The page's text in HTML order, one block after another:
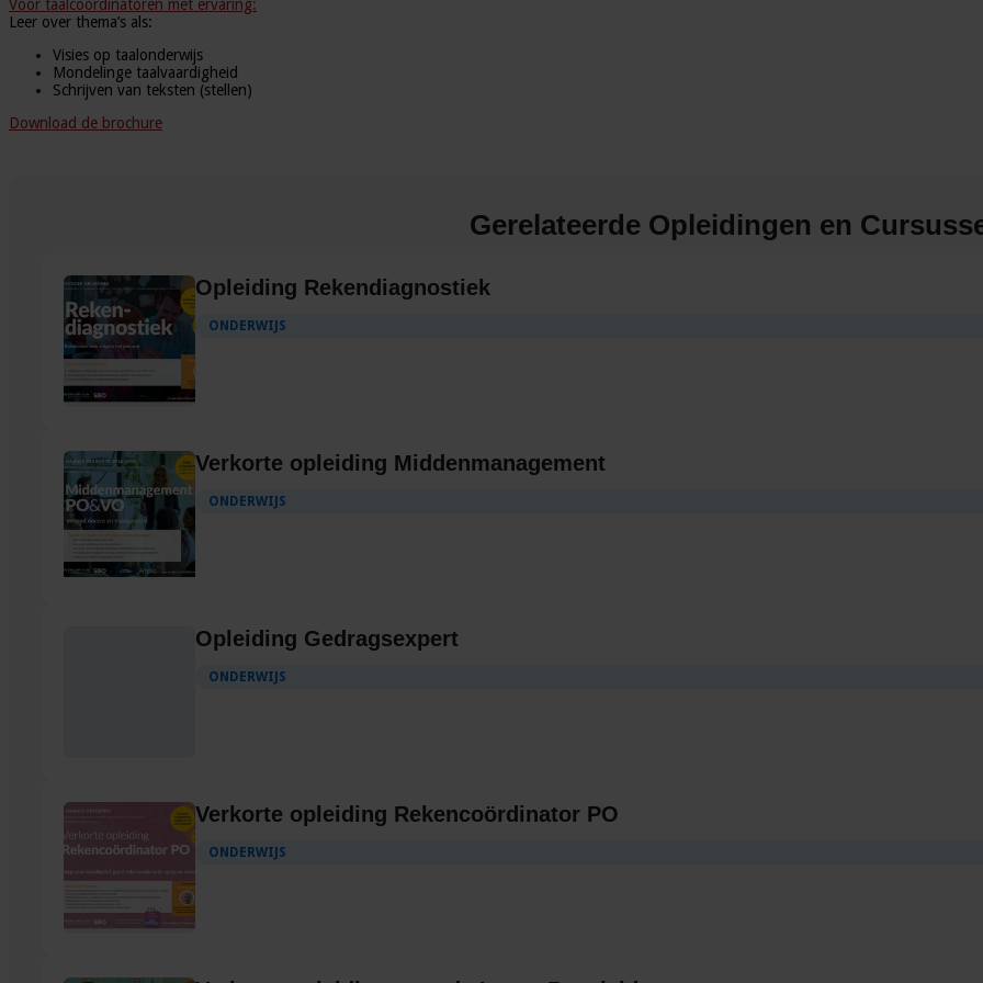
Voor taalcoördinatoren met ervaring:
Leer over thema’s als:
Visies op taalonderwijs
Mondelinge taalvaardigheid
Schrijven van teksten (stellen)
Download de brochure
Gerelateerde Opleidingen en
Opleiding Rekendiagnostiek
ONDERWIJS
Verkorte opleiding Middenmanagement
ONDERWIJS
Opleiding Gedragsexpert
ONDERWIJS
Verkorte opleiding Rekencoördinator PO
ONDERWIJS